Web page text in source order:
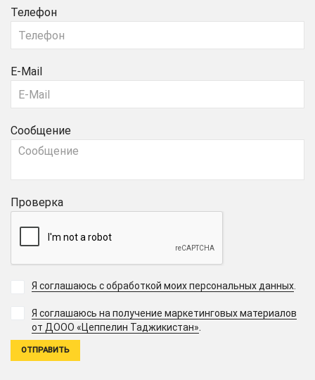
Телефон
E-Mail
Сообщение
Проверка
Я соглашаюсь с обработкой моих персональных данных.
Я соглашаюсь на получение маркетинговых материалов
от ДООО «Цеппелин Таджикистан».